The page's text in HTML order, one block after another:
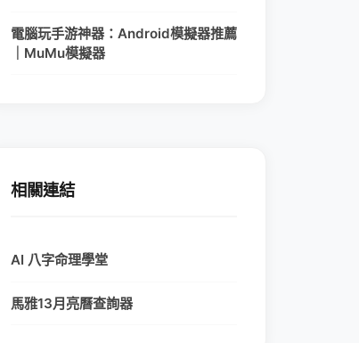
電腦玩手游神器：Android模擬器推薦
｜MuMu模擬器
相關連結
AI 八字命理學堂
馬雅13月亮曆查詢器